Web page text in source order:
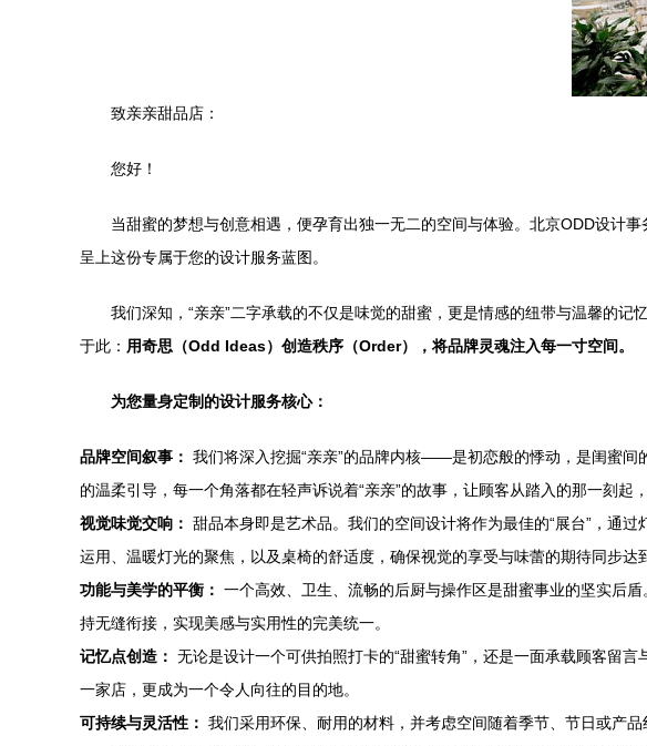
致亲亲甜品店：
您好！
当甜蜜的梦想与创意相遇，便孕育出独一无二的空间与体验。北京ODD设计
呈上这份专属于您的设计服务蓝图。
我们深知，“亲亲”二字承载的不仅是味觉的甜蜜，更是情感的纽带与温馨的
于此： 用奇思（Odd Ideas）创造秩序（Order），将品牌灵魂注入每一寸空间。
为您量身定制的设计服务核心：
品牌空间叙事： 我们将深入挖掘“亲亲”的品牌内核——是初恋般的悸动，是闺蜜间
的温柔引导，每一个角落都在轻声诉说着“亲亲”的故事，让顾客从踏入的那一刻起
视觉味觉交响： 甜品本身即是艺术品。我们的空间设计将作为最佳的“展台”，通
运用、温暖灯光的聚焦，以及桌椅的舒适度，确保视觉的享受与味蕾的期待同步达
功能与美学的平衡： 一个高效、卫生、流畅的后厨与操作区是甜蜜事业的坚实后
持无缝衔接，实现美感与实用性的完美统一。
记忆点创造： 无论是设计一个可供拍照打卡的“甜蜜转角”，还是一面承载顾客留
一家店，更成为一个令人向往的目的地。
可持续与灵活性： 我们采用环保、耐用的材料，并考虑空间随着季节、节日或产